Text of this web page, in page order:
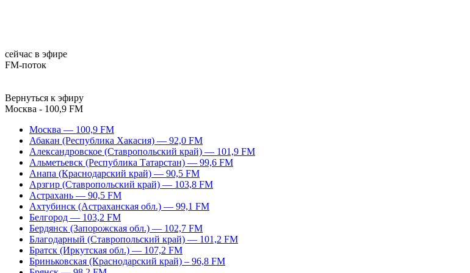
сейчас в эфире
FM-поток
Вернуться к эфиру
Москва - 100,9 FM
Москва — 100,9 FM
Абакан (Республика Хакасия) — 92,0 FM
Александровское (Ставропольский край) — 101,9 FM
Альметьевск (Республика Татарстан) — 99,6 FM
Анапа (Краснодарский край) — 90,5 FM
Арзгир (Ставропольский край) — 103,8 FM
Астрахань — 90,5 FM
Ахтубинск (Астраханская обл.) — 99,1 FM
Белгород — 103,2 FM
Бердянск (Запорожская обл.) — 102,7 FM
Благодарный (Ставропольский край) — 101,2 FM
Братск (Иркутская обл.) — 107,2 FM
Бриньковская (Краснодарский край) – 96,8 FM